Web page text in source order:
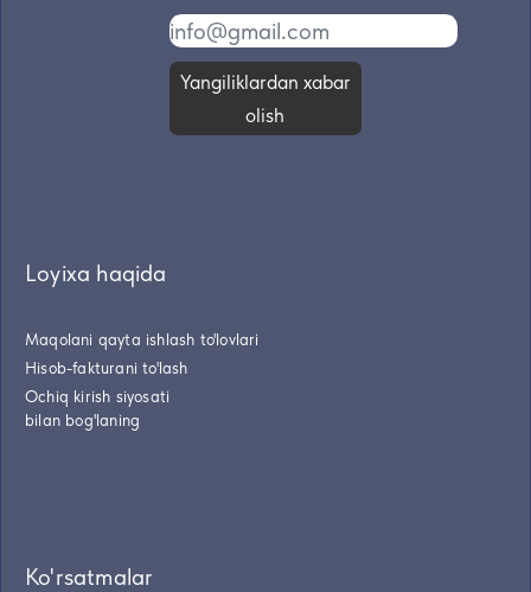
Yangiliklardan xabar
olish
Loyixa haqida
Maqolani qayta ishlash to'lovlari
Hisob-fakturani to'lash
Ochiq kirish siyosati
bilan bog'laning
Ko'rsatmalar